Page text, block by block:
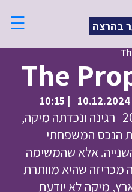
בהרצה ☰
10.12.2024
| 10:15
מועמד ל-4 פרסי אופיר 2024 רגינה ונכדתה מיקה,
הנכס המשפחתי
אלא שהמשימה
שהיא מוותרת
מיקה לא יודעת